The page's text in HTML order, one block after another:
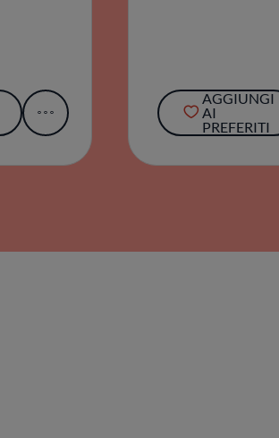
AGGIUNGI
AI
PREFERITI